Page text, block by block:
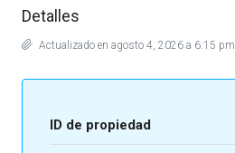
Detalles
Actualizado en agosto 4, 2026 a 6:15 pm
ID de propiedad